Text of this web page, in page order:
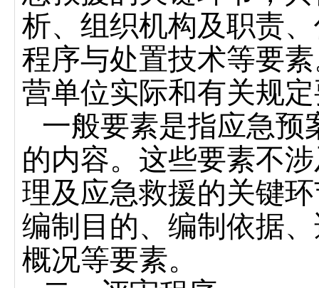
析、组织机构及职责
程序与处置技术等要
营单位实际和有关规
一般要素是指应急预
的内容。这些要素不
理及应急救援的关键
编制目的、编制依据
概况等要素。